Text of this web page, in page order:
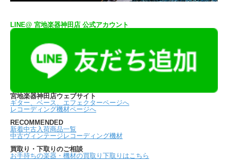
LINE@ 宮地楽器神田店 公式アカウント
宮地楽器神田店ウェブサイト
ギター、ベース、エフェクターページへ
レコーディング機材ページへ
RECOMMENDED
新着中古入荷商品一覧
中古ヴィンテージレコーディング機材
買取り・下取りのご相談
お手持ちの楽器・機材の買取り下取りはこちら